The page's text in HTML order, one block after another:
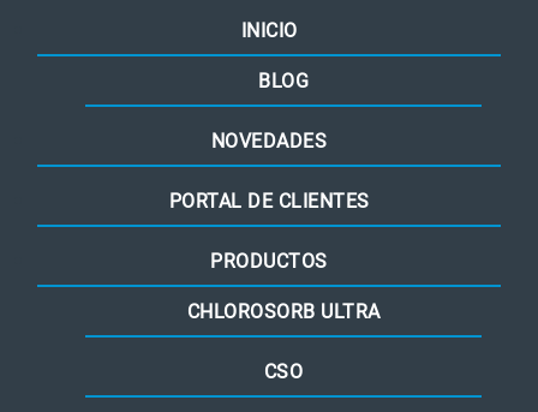
INICIO
BLOG
NOVEDADES
PORTAL DE CLIENTES
PRODUCTOS
CHLOROSORB ULTRA
CSO